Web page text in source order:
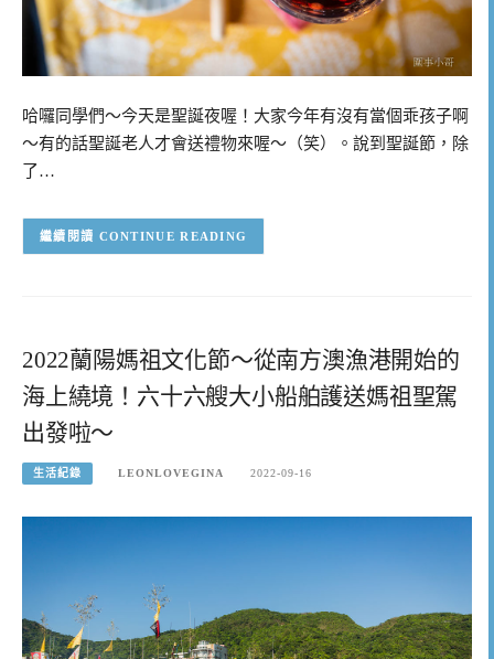
哈囉同學們～今天是聖誕夜喔！大家今年有沒有當個乖孩子啊
～有的話聖誕老人才會送禮物來喔～（笑）。說到聖誕節，除
了…
CONTINUE READING
2022蘭陽媽祖文化節～從南方澳漁港開始的
海上繞境！六十六艘大小船舶護送媽祖聖駕
出發啦～
生活紀錄 LEONLOVEGINA 2022-09-16